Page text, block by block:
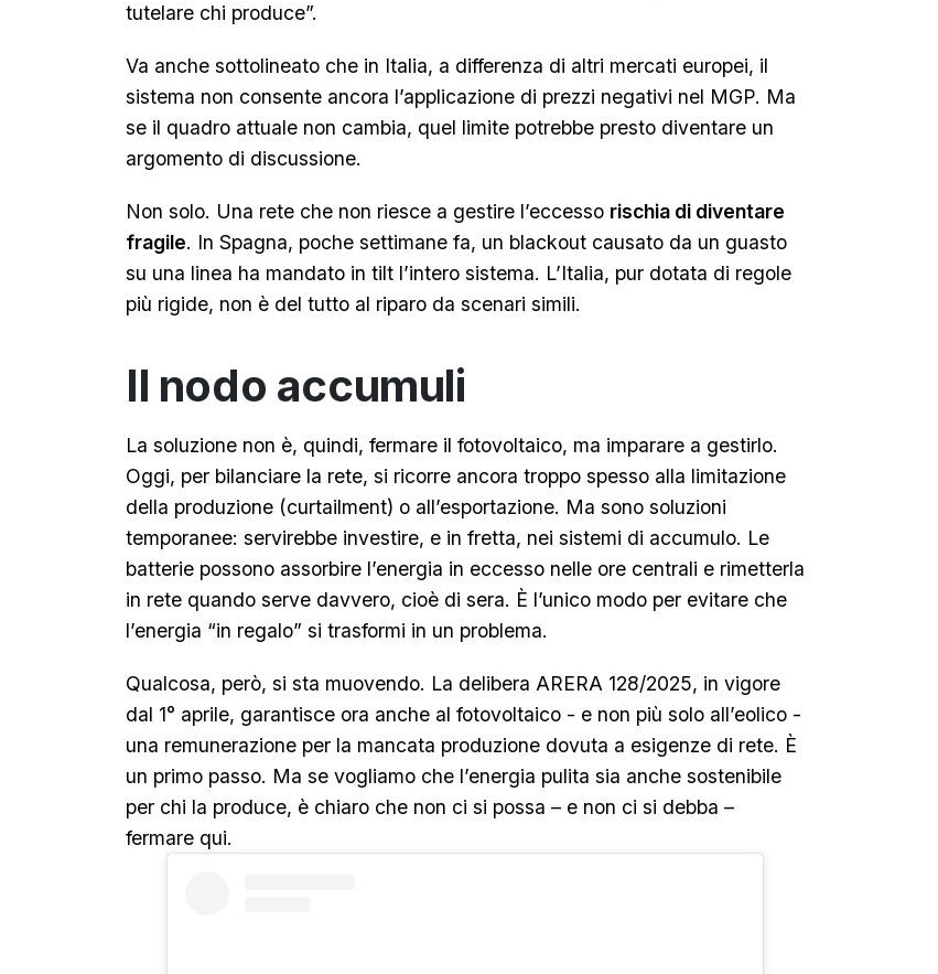
tutelare chi produce”.
Va anche sottolineato che in Italia, a differenza di altri mercati europei, il
sistema non consente ancora l’applicazione di prezzi negativi nel MGP. Ma
se il quadro attuale non cambia, quel limite potrebbe presto diventare un
argomento di discussione.
Non solo. Una rete che non riesce a gestire l’eccesso rischia di diventare
fragile. In Spagna, poche settimane fa, un blackout causato da un guasto
su una linea ha mandato in tilt l’intero sistema. L’Italia, pur dotata di regole
più rigide, non è del tutto al riparo da scenari simili.
Il nodo accumuli
La soluzione non è, quindi, fermare il fotovoltaico, ma imparare a gestirlo.
Oggi, per bilanciare la rete, si ricorre ancora troppo spesso alla limitazione
della produzione (curtailment) o all’esportazione. Ma sono soluzioni
temporanee: servirebbe investire, e in fretta, nei sistemi di accumulo. Le
batterie possono assorbire l’energia in eccesso nelle ore centrali e rimetterla
in rete quando serve davvero, cioè di sera. È l’unico modo per evitare che
l’energia “in regalo” si trasformi in un problema.
Qualcosa, però, si sta muovendo. La delibera ARERA 128/2025, in vigore
dal 1° aprile, garantisce ora anche al fotovoltaico - e non più solo all’eolico -
una remunerazione per la mancata produzione dovuta a esigenze di rete. È
un primo passo. Ma se vogliamo che l’energia pulita sia anche sostenibile
per chi la produce, è chiaro che non ci si possa – e non ci si debba –
fermare qui.